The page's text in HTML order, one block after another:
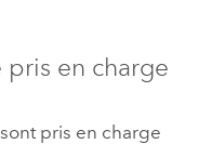
en charge
pris en charge